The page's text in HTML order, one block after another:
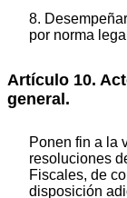
8.
por norma
Artículo 10.
general.
Ponen fin a la
resoluciones
Fiscales, de
disposición